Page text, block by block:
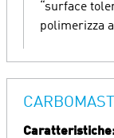
“surface
polimerizza a